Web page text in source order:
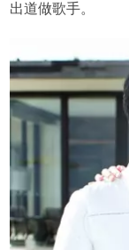
出道做歌手。